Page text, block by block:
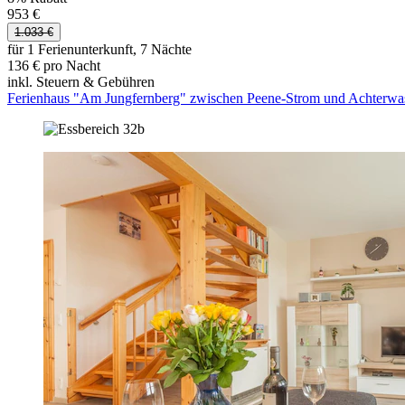
953 €
1.033 €
für 1 Ferienunterkunft, 7 Nächte
136 € pro Nacht
inkl. Steuern & Gebühren
Ferienhaus "Am Jungfernberg" zwischen Peene-Strom und